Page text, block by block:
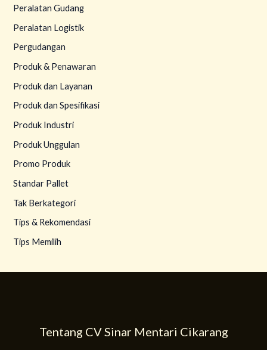
Peralatan Gudang
Peralatan Logistik
Pergudangan
Produk & Penawaran
Produk dan Layanan
Produk dan Spesifikasi
Produk Industri
Produk Unggulan
Promo Produk
Standar Pallet
Tak Berkategori
Tips & Rekomendasi
Tips Memilih
Tentang CV Sinar Mentari Cikarang